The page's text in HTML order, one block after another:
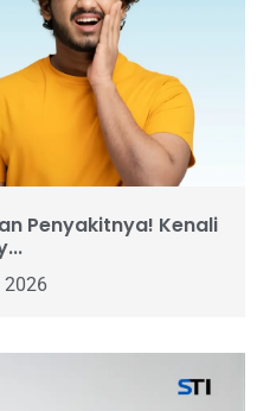
Penyakitnya! Kenali
2026